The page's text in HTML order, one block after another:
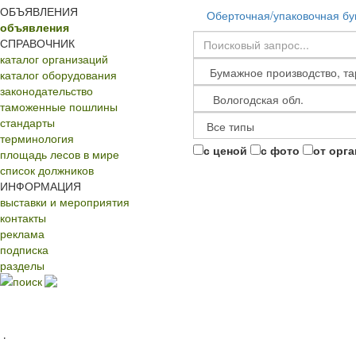
ОБЪЯВЛЕНИЯ
объявления
СПРАВОЧНИК
каталог организаций
каталог оборудования
законодательство
таможенные пошлины
стандарты
терминология
площадь лесов в мире
список должников
ИНФОРМАЦИЯ
выставки и мероприятия
контакты
реклама
подписка
разделы
поиск
Оберточная/упаковочная
с ценой с фото от